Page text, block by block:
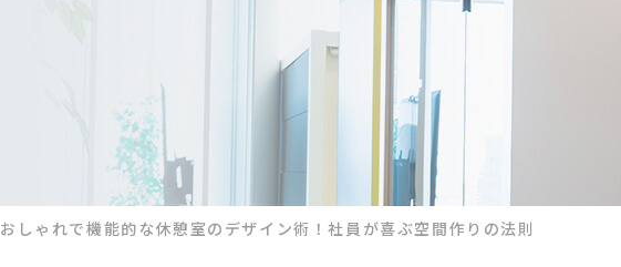
おしゃれで機能的な休憩室のデザイン術！社員が喜ぶ空間作りの法則